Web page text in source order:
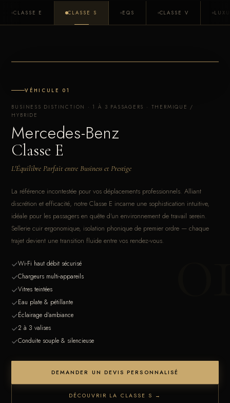
CLASSE E CLASSE S EQS CLASSE V
VÉHICULE 01
BUSINESS DISTINCTION · 1 À 3 PASSAGERS · THERMIQUE /
HYBRIDE
Mercedes-Benz
Classe E
L'Équilibre Parfait entre Business et Prestige
La référence incontestée pour vos déplacements professionnels. Alliant
discrétion et efficacité, notre Classe E incarne une sophistication intuitive,
idéale pour les passagers en quête d'un environnement de travail serein.
Sellerie cuir ergonomique, isolation phonique de premier ordre — chaque
trajet devient une transition fluide entre vos rendez-vous.
Wi-Fi haut débit sécurisé
Chargeurs multi-appareils
Vitres teintées
Eau plate & pétillante
Éclairage d'ambiance
2 à 3 valises
Conduite souple & silencieuse
DEMANDER UN DEVIS PERSONNALISÉ
DÉCOUVRIR LA CLASSE S →